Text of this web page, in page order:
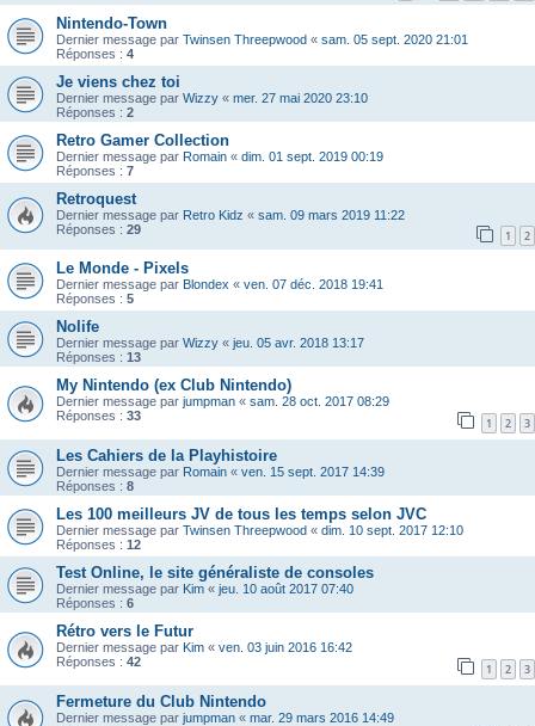
Nintendo-Town
Dernier message par Twinsen Threepwood « sam. 05 sept. 2020 21:01
Réponses : 4
Je viens chez toi
Dernier message par Wizzy « mer. 27 mai 2020 23:10
Réponses : 2
Retro Gamer Collection
Dernier message par Romain « dim. 01 sept. 2019 00:19
Réponses : 7
Retroquest
Dernier message par Retro Kidz « sam. 09 mars 2019 11:22
Réponses : 29 1 2
Le Monde - Pixels
Dernier message par Blondex « ven. 07 déc. 2018 19:41
Réponses : 5
Nolife
Dernier message par Wizzy « jeu. 05 avr. 2018 13:17
Réponses : 13
My Nintendo (ex Club Nintendo)
Dernier message par jumpman « sam. 28 oct. 2017 08:29
Réponses : 33 1 2 3
Les Cahiers de la Playhistoire
Dernier message par Romain « ven. 15 sept. 2017 14:39
Réponses : 8
Les 100 meilleurs JV de tous les temps selon JVC
Dernier message par Twinsen Threepwood « dim. 10 sept. 2017 12:10
Réponses : 12
Test Online, le site généraliste de consoles
Dernier message par Kim « jeu. 10 août 2017 07:40
Réponses : 6
Rétro vers le Futur
Dernier message par Kim « ven. 03 juin 2016 16:42
Réponses : 42 1 2 3
Fermeture du Club Nintendo
Dernier message par jumpman « mar. 29 mars 2016 14:49